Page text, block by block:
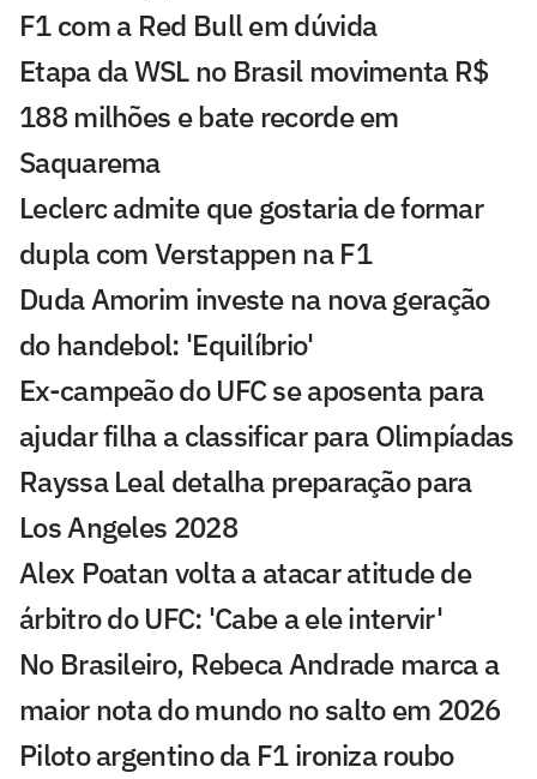
F1 com a Red Bull em dúvida
Etapa da WSL no Brasil movimenta R$
188 milhões e bate recorde em
Saquarema
Leclerc admite que gostaria de formar
dupla com Verstappen na F1
Duda Amorim investe na nova geração
do handebol: 'Equilíbrio'
Ex-campeão do UFC se aposenta para
ajudar filha a classificar para Olimpíadas
Rayssa Leal detalha preparação para
Los Angeles 2028
Alex Poatan volta a atacar atitude de
árbitro do UFC: 'Cabe a ele intervir'
No Brasileiro, Rebeca Andrade marca a
maior nota do mundo no salto em 2026
Piloto argentino da F1 ironiza roubo